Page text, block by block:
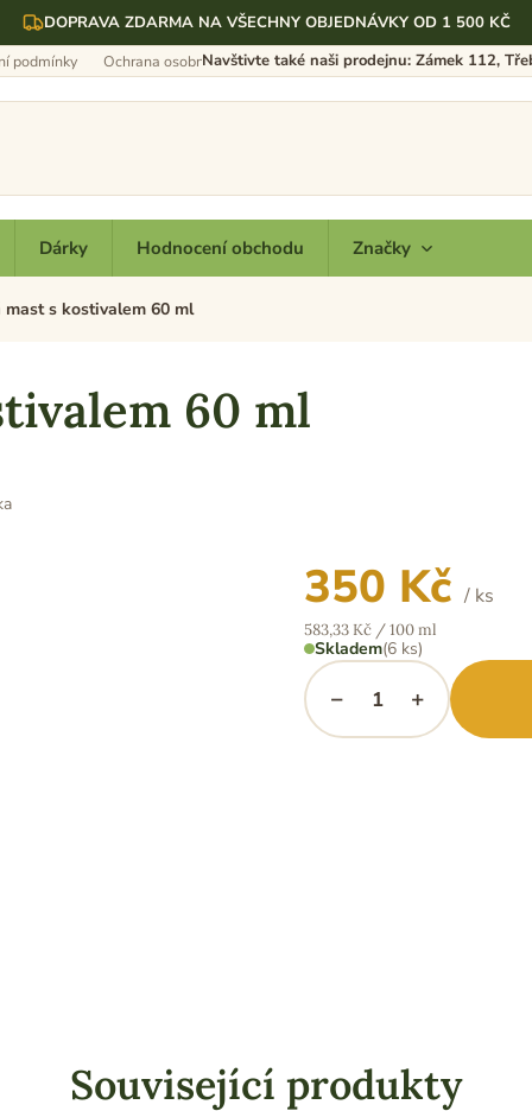
DOPRAVA ZDARMA NA VŠECHNY OBJEDNÁVKY OD 1 500 KČ
Navštivte také naši prodejnu: Zámek 112,
podmínky Ochrana osobních údajů
Dárky Hodnocení obchodu Značky
mast s kostivalem 60 ml
60 ml
350 Kč / ks
Měrná
cena:
583,33 Kč / 100 ml
Skladem(6 ks)
+
−
Související produkty